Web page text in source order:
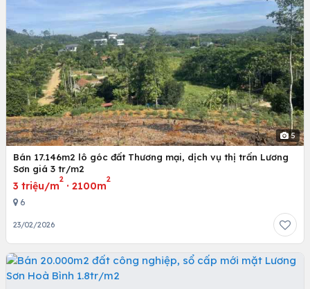
5
Bán 17.146m2 lô góc đất Thương mại, dịch vụ thị trấn Lương
Sơn giá 3 tr/m2
3 triệu/m
2
· 2100m
2
6
23/02/2026